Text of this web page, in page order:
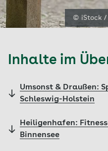
© iStock /
Inhalte im
Umsonst & Draußen:
Schleswig-Holstein
Heiligenhafen:
Binnensee